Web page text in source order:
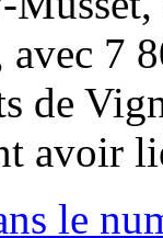
avec 7
de
avoir
le